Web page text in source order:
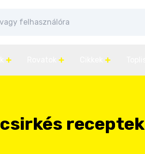
csirkés receptek